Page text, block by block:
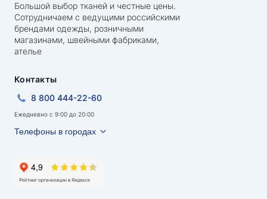
Большой выбор тканей и честные цены.
Сотрудничаем с ведущими российскими
брендами одежды, розничными
магазинами, швейными фабриками,
ателье
Контакты
8 800 444-22-60
Ежедневно с 9:00 до 20:00
Телефоны в городах